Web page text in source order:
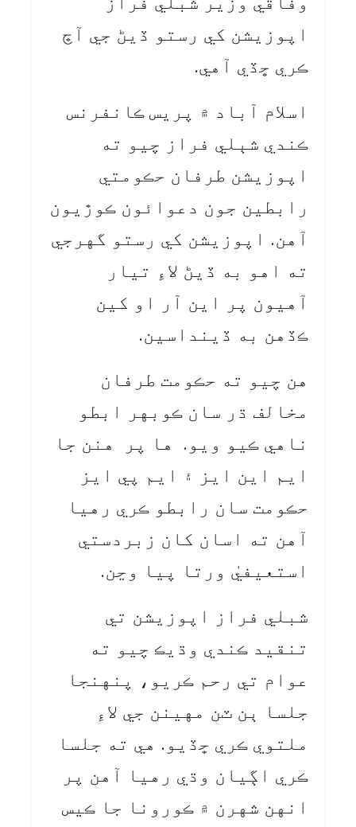
اپوزيشن کي رستو ڏيڻ جي آڇ
ڪري ڇڏي آهي.
اسلام آباد ۾ پريس ڪانفرنس
ڪندي شٻلي فراز چيو ته
اپوزيشن طرفان حڪومتي
رابطين جون دعوائون ڪوڙيون
آهن. اپوزيشن کي رستو گهرجي
ته اهو به ڏيڻ لاءِ تيار
آهيون پر اين آر او کين
ڪڏهن به ڏينداسين.
هن چيو ته حڪومت طرفان
مخالف ڌر سان ڪوبهر ابطو
ناهي ڪيو ويو. ها پر هنن جا
ايم اين ايز ۽ ايم پي ايز
حڪومت سان رابطو ڪري رهيا
آهن ته اسان کان زبردستي
استعيفيٰ ورتا پيا وڃن.
شبلي فراز اپوزيشن تي
تنقيد ڪندي وڌيڪ چيو ته
عوام تي رحم ڪريو، پنهنجا
جلسا ٻن ٽن مهينن جي لاءِ
ملتوي ڪري ڇڏيو. هي ته جلسا
ڪري اڳيان وڌي رهيا آهن پر
انهن شهرن ۾ ڪورونا جا ڪيس